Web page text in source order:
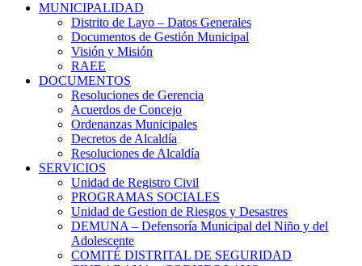
MUNICIPALIDAD
Distrito de Layo – Datos Generales
Documentos de Gestión Municipal
Visión y Misión
RAEE
DOCUMENTOS
Resoluciones de Gerencia
Acuerdos de Concejo
Ordenanzas Municipales
Decretos de Alcaldía
Resoluciones de Alcaldía
SERVICIOS
Unidad de Registro Civil
PROGRAMAS SOCIALES
Unidad de Gestion de Riesgos y Desastres
DEMUNA – Defensoría Municipal del Niño y del
Adolescente
COMITÉ DISTRITAL DE SEGURIDAD